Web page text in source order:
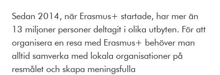
Sedan 2014, när Erasmus+ startade, har mer än
13 miljoner personer deltagit i olika utbyten. För att
organisera en resa med Erasmus+ behöver man
alltid samverka med lokala organisationer på
resmålet och skapa meningsfulla